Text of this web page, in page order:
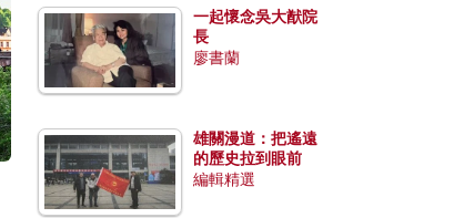
一起懷念吳大猷院
長
廖書蘭
雄關漫道：把遙遠
的歷史拉到眼前
編輯精選